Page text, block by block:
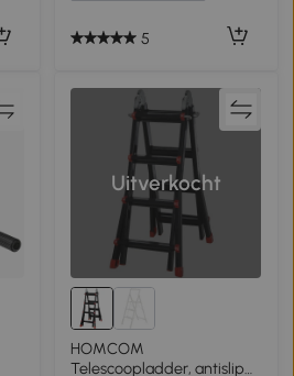
5
Uitverkocht
HOMCOM
Telescoopladder, antislip